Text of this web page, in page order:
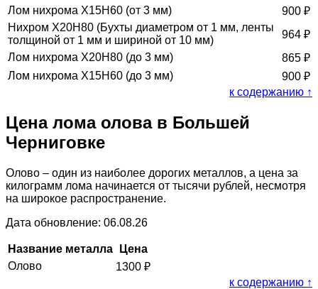
Лом нихрома Х15Н60 (от 3 мм)
900 ₽
Нихром Х20Н80 (Бухты диаметром от 1 мм, ленты
толщиной от 1 мм и шириной от 10 мм)
964 ₽
Лом нихрома Х20Н80 (до 3 мм)
865 ₽
Лом нихрома Х15Н60 (до 3 мм)
900 ₽
к содержанию ↑
Цена лома олова в Большей
Черниговке
Олово – один из наиболее дорогих металлов, а цена за
килограмм лома начинается от тысячи рублей, несмотря
на широкое распространение.
Дата обновление: 06.08.26
Название металла
Цена
Олово
1300 ₽
к содержанию ↑